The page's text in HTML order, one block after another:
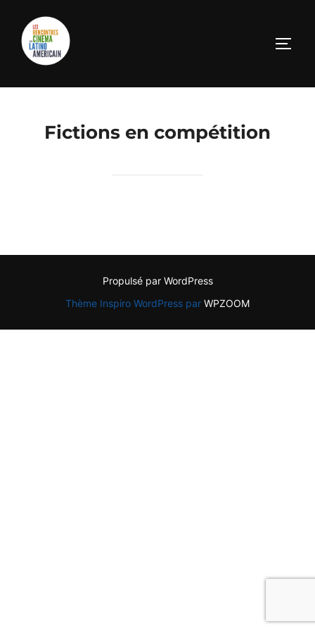
Fictions en compétition
Propulsé par WordPress
Thème Inspiro WordPress par WPZOOM